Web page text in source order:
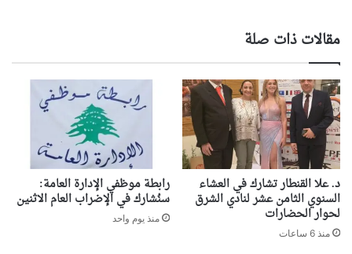
مقالات ذات صلة
د. علا القنطار تشارك في العشاء
السنوي الثامن عشر لنادي الشرق
لحوار الحضارات
منذ 6 ساعات
رابطة موظفي الإدارة العامة:
سنُشارك في الإضراب العام الاثنين
منذ يوم واحد